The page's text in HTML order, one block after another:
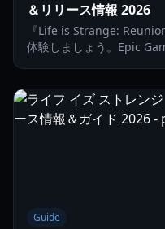
＆リリース情報 2026
『Life is Strange:
体験しましょう。Epic
Guide